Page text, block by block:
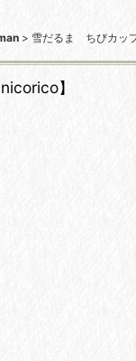
> 雪だるま ちびカッ
】